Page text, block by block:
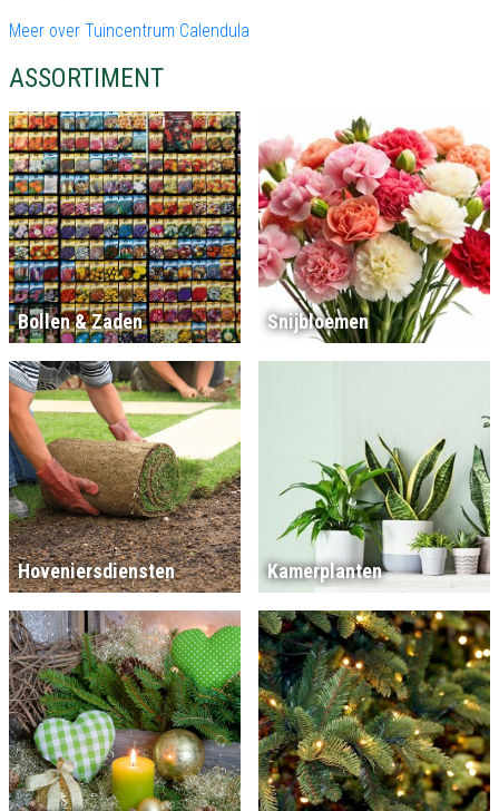
Meer over Tuincentrum Calendula
ASSORTIMENT
Bollen & Zaden Snijbloemen
Hoveniersdiensten Kamerplanten